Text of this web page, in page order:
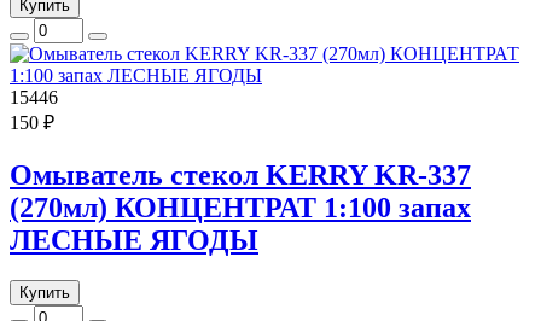
Купить
15446
150 ₽
Омыватель стекол KERRY KR-337
(270мл) КОНЦЕНТРАТ 1:100 запах
ЛЕСНЫЕ ЯГОДЫ
Купить